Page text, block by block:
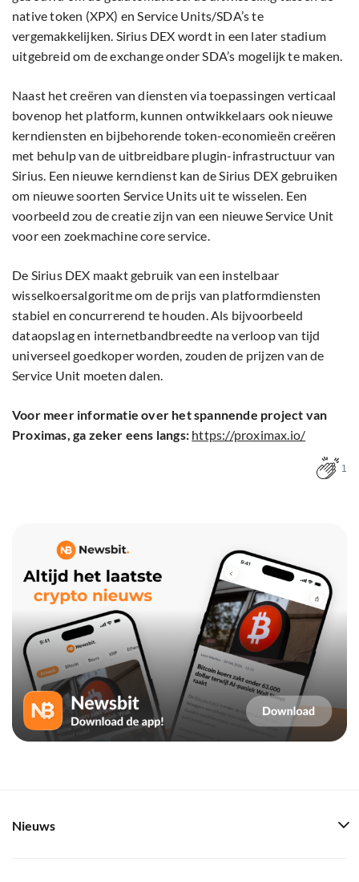
native token (XPX) en Service Units/SDA’s te
vergemakkelijken. Sirius DEX wordt in een later stadium
uitgebreid om de exchange onder SDA’s mogelijk te maken.
Naast het creëren van diensten via toepassingen verticaal
bovenop het platform, kunnen ontwikkelaars ook nieuwe
kerndiensten en bijbehorende token-economieën creëren
met behulp van de uitbreidbare plugin-infrastructuur van
Sirius. Een nieuwe kerndienst kan de Sirius DEX gebruiken
om nieuwe soorten Service Units uit te wisselen. Een
voorbeeld zou de creatie zijn van een nieuwe Service Unit
voor een zoekmachine core service.
De Sirius DEX maakt gebruik van een instelbaar
wisselkoersalgoritme om de prijs van platformdiensten
stabiel en concurrerend te houden. Als bijvoorbeeld
dataopslag en internetbandbreedte na verloop van tijd
universeel goedkoper worden, zouden de prijzen van de
Service Unit moeten dalen.
Voor meer informatie over het spannende project van
Proximas, ga zeker eens langs: https://proximax.io/
1
Nieuws